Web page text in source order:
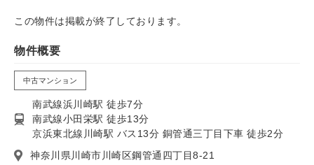
この物件は掲載が終了しております。
物件概要
中古マンション
南武線浜川崎駅 徒歩7分
南武線小田栄駅 徒歩13分
京浜東北線川崎駅 バス13分 銅管通三丁目下車 徒歩2分
神奈川県川崎市川崎区鋼管通四丁目8-21